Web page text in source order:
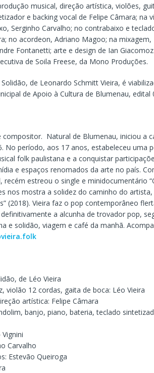
musical, direção artística, violões,
e backing vocal de Felipe Câmara; na
Serginho Carvalho; no contrabaixo e
no acordeon, Adriano Magoo; na mixagem,
Fontanetti; arte e design de Ian
de Soila Freese, da Mono Produções.
de Leonardo Schmitt Vieira, é
de Apoio à Cultura de Blumenau, edital
compositor. Natural de Blumenau, iniciou a
No período, aos 17 anos, estabeleceu uma
folk paulistana e a conquistar
e espaços renomados da arte no país.
recém estreou o single e minidocumentário
nos mostra a solidez do caminho do
(2018). Vieira faz o pop contemporâneo
a alcunha de trovador pop,
e solidão, viagem e café da manhã.
folk
de Léo Vieira
violão 12 cordas, gaita de boca: Léo Vieira
artística: Felipe Câmara
banjo, piano, bateria, teclado
Carvalho
Estevão Queiroga